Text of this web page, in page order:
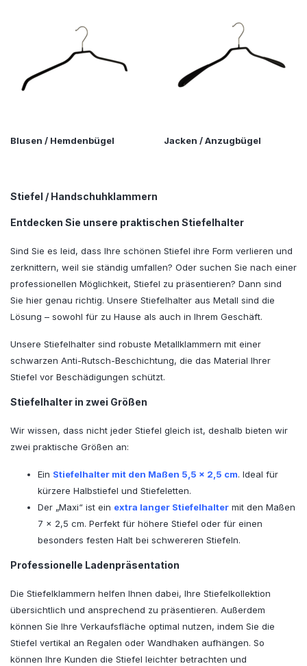
Blusen / Hemdenbügel Jacken / Anzugbügel
Stiefel / Handschuhklammern
Entdecken Sie unsere praktischen Stiefelhalter
Sind Sie es leid, dass Ihre schönen Stiefel ihre Form verlieren und
zerknittern, weil sie ständig umfallen? Oder suchen Sie nach einer
professionellen Möglichkeit, Stiefel zu präsentieren? Dann sind
Sie hier genau richtig. Unsere Stiefelhalter aus Metall sind die
Lösung – sowohl für zu Hause als auch in Ihrem Geschäft.
Unsere Stiefelhalter sind robuste Metallklammern mit einer
schwarzen Anti-Rutsch-Beschichtung, die das Material Ihrer
Stiefel vor Beschädigungen schützt.
Stiefelhalter in zwei Größen
Wir wissen, dass nicht jeder Stiefel gleich ist, deshalb bieten wir
zwei praktische Größen an:
Ein Stiefelhalter mit den Maßen 5,5 x 2,5 cm. Ideal für
kürzere Halbstiefel und Stiefeletten.
Der „Maxi“ ist ein extra langer Stiefelhalter mit den Maßen
7 x 2,5 cm. Perfekt für höhere Stiefel oder für einen
besonders festen Halt bei schwereren Stiefeln.
Professionelle Ladenpräsentation
Die Stiefelklammern helfen Ihnen dabei, Ihre Stiefelkollektion
übersichtlich und ansprechend zu präsentieren. Außerdem
können Sie Ihre Verkaufsfläche optimal nutzen, indem Sie die
Stiefel vertikal an Regalen oder Wandhaken aufhängen. So
können Ihre Kunden die Stiefel leichter betrachten und